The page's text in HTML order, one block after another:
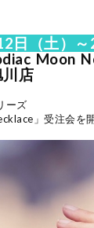
日（土）～
Moon
店
ーズ
」受注会を